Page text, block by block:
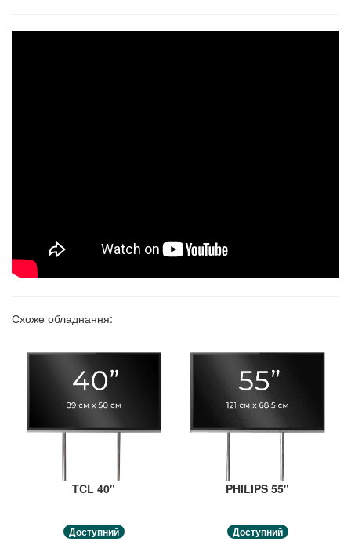
Схоже обладнання:
TCL 40"
Доступний
PHILIPS 55"
Доступний